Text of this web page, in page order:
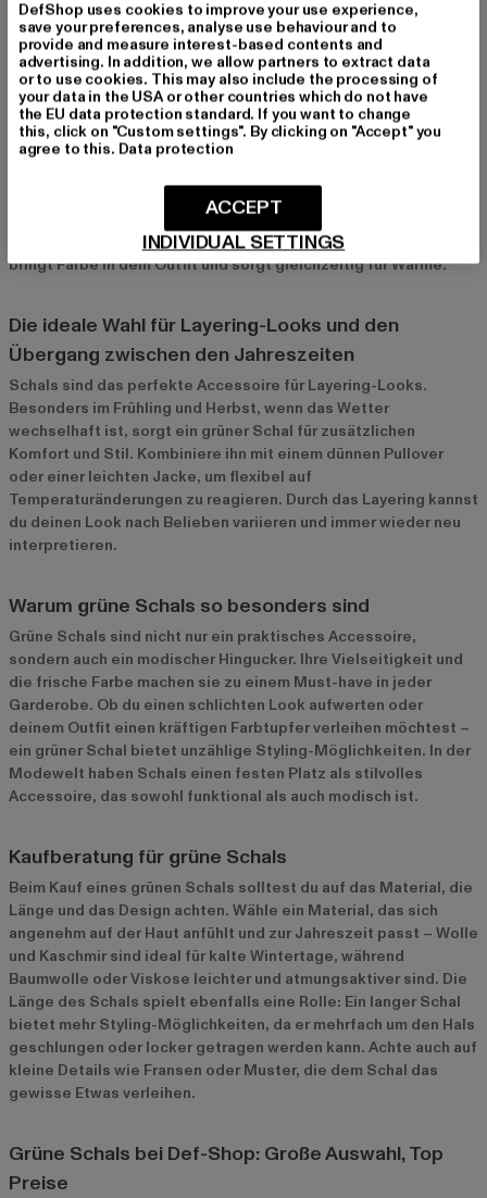
Perfekt für den Alltag, das Büro oder besondere
Anlässe
Grüne Schals sind unglaublich vielseitig und passen zu vielen
verschiedenen Anlässen. Im Alltag kannst du sie über einem
einfachen Pullover oder einer Jeansjacke tragen, um einen
lässigen Look zu kreieren. Im Büro sorgen schlichte, elegante
professionellen, aber dennoch modischen Auftritt. Für
besondere Anlässe kannst du deinen grünen Schal als Akzent
zu einem Mantel oder einem schicken Kleid kombinieren – er
bringt Farbe in dein Outfit und sorgt gleichzeitig für Wärme.
Die ideale Wahl für Layering-Looks und den
Übergang zwischen den Jahreszeiten
Schals sind das perfekte Accessoire für Layering-Looks.
Besonders im Frühling und Herbst, wenn das Wetter
wechselhaft ist, sorgt ein grüner Schal für zusätzlichen
Komfort und Stil. Kombiniere ihn mit einem dünnen Pullover
oder einer leichten Jacke, um flexibel auf
Temperaturänderungen zu reagieren. Durch das Layering kannst
du deinen Look nach Belieben variieren und immer wieder neu
interpretieren.
Warum grüne Schals so besonders sind
Grüne Schals sind nicht nur ein praktisches Accessoire,
sondern auch ein modischer Hingucker. Ihre Vielseitigkeit und
die frische Farbe machen sie zu einem Must-have in jeder
Garderobe. Ob du einen schlichten Look aufwerten oder
deinem Outfit einen kräftigen Farbtupfer verleihen möchtest –
ein grüner Schal bietet unzählige Styling-Möglichkeiten. In der
Modewelt haben Schals einen festen Platz als stilvolles
Accessoire, das sowohl funktional als auch modisch ist.
Kaufberatung für grüne Schals
Beim Kauf eines grünen Schals solltest du auf das Material, die
Länge und das Design achten. Wähle ein Material, das sich
angenehm auf der Haut anfühlt und zur Jahreszeit passt – Wolle
und Kaschmir sind ideal für kalte Wintertage, während
Baumwolle oder Viskose leichter und atmungsaktiver sind. Die
Länge des Schals spielt ebenfalls eine Rolle: Ein langer Schal
bietet mehr Styling-Möglichkeiten, da er mehrfach um den Hals
geschlungen oder locker getragen werden kann. Achte auch auf
kleine Details wie Fransen oder Muster, die dem Schal das
gewisse Etwas verleihen.
Grüne Schals bei Def-Shop: Große Auswahl, Top
Preise
DefShop uses cookies to improve your use experience,
save your preferences, analyse use behaviour and to
provide and measure interest-based contents and
advertising. In addition, we allow partners to extract data
or to use cookies. This may also include the processing of
your data in the USA or other countries which do not have
the EU data protection standard. If you want to change
this, click on "Custom settings". By clicking on "Accept" you
agree to this. Data protection
INDIVIDUAL SETTINGS
ACCEPT